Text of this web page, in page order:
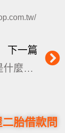
下一篇
土地二胎是什麼？土地借款成數、利率懶人包
胎借款問